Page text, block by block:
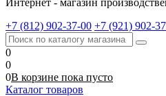
Интернет - магазин
+7 (812) 902-37-00 +7 (921) 902-
0
0
0В корзине пока пусто
Каталог товаров